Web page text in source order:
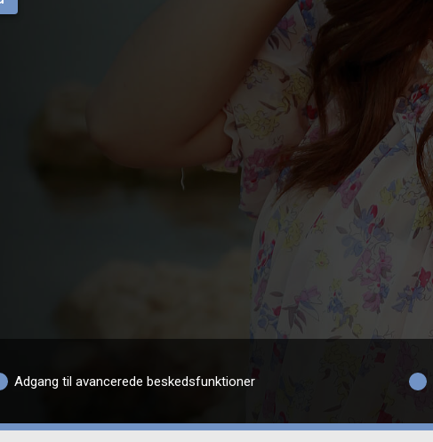
Adgang til avancerede beskedsfunktioner